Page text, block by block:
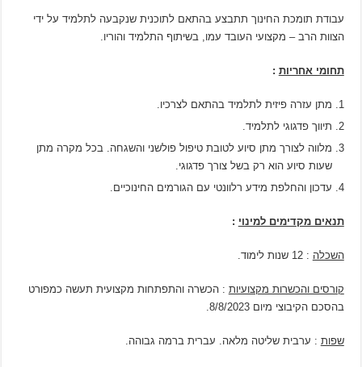
עבודת תומכת החינוך תתבצע בהתאם לתוכנית שנקבעה לתלמיד על ידי
הצוות הרב – מקצועי העובד עמו, בשיתוף התלמיד והוריו.
תחומי אחריות :
מתן עזרה פיזית לתלמיד בהתאם לצרכיו.
תיווך פדגוגי לתלמיד.
מלווה לצורך מתן סיוע לטובת טיפול פולשני והשגחה. בכל מקרה מתן
שעות סיוע הוא רק בשל צורך פדגוגי.
עדכון והחלפת מידע רלוונטי עם הגורמים החינוכיים.
תנאים מקדימים למינוי :
השכלה : 12 שנות לימוד.
קורסים והכשרות מקצועיות : הכשרה והתפתחות מקצועית תעשה כמפורט
בהסכם הקיבוצי מיום 8/8/2023.
שפות : ערבית שליטה מלאה. עברית ברמה גבוהה.